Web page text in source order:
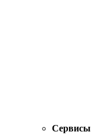
Сервисы